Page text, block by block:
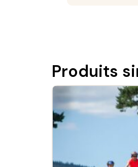
Produits